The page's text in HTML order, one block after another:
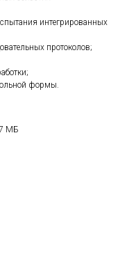
интегрированных
протоколов;
формы.
МБ